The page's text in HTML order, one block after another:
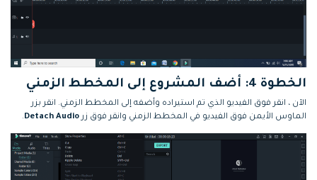
الخطوة 4: أضف المشروع إلى المخطط الزمني
الآن ، انقر فوق الفيديو الذي تم استيراده وأضفه إلى المخطط الزمني. انقر بزر
الماوس الأيمن فوق الفيديو في المخطط الزمني وانقر فوق زر Detach Audio
.